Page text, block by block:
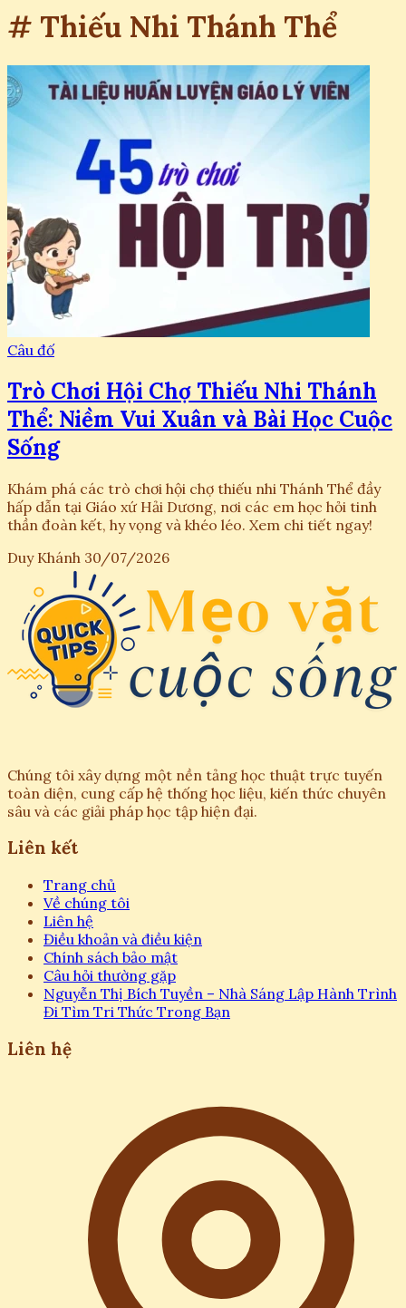
# Thiếu Nhi Thánh Thể
Câu đố
Trò Chơi Hội Chợ Thiếu Nhi Thánh
Thể: Niềm Vui Xuân và Bài Học Cuộc
Sống
Khám phá các trò chơi hội chợ thiếu nhi Thánh Thể đầy
hấp dẫn tại Giáo xứ Hải Dương, nơi các em học hỏi tinh
thần đoàn kết, hy vọng và khéo léo. Xem chi tiết ngay!
Duy Khánh 30/07/2026
Chúng tôi xây dựng một nền tảng học thuật trực tuyến
toàn diện, cung cấp hệ thống học liệu, kiến thức chuyên
sâu và các giải pháp học tập hiện đại.
Liên kết
Trang chủ
Về chúng tôi
Liên hệ
Điều khoản và điều kiện
Chính sách bảo mật
Câu hỏi thường gặp
Nguyễn Thị Bích Tuyền – Nhà Sáng Lập Hành Trình
Đi Tìm Tri Thức Trong Bạn
Liên hệ